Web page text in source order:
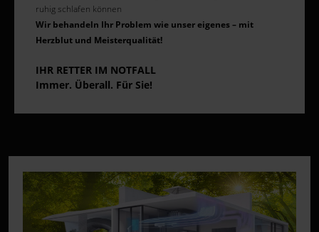
ruhig schlafen können
Wir behandeln Ihr Problem wie unser eigenes – mit
Herzblut und Meisterqualität!
IHR RETTER IM NOTFALL
Immer. Überall. Für Sie!